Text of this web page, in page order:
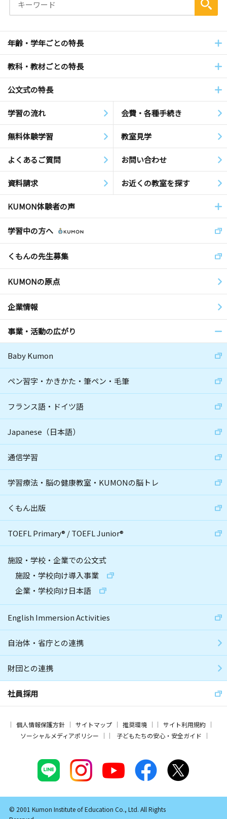
年齢・学年ごとの特長
教科・教材ごとの特長
公文式の特長
学習の流れ 会費・各種手続き
無料体験学習 教室見学
よくあるご質問 お問い合わせ
資料請求 お近くの教室を探す
KUMON体験者の声
学習中の方へ
くもんの先生募集
KUMONの原点
企業情報
事業・活動の広がり
Baby Kumon
ペン習字・かきかた・筆ペン・毛筆
フランス語・ドイツ語
Japanese（日本語）
通信学習
学習療法・脳の健康教室・KUMONの脳トレ
くもん出版
TOEFL Primary® /TOEFL Junior®
施設・学校・企業での公文式
施設・学校向け導入事業
企業・学校向け日本語
English Immersion Activities
自治体・省庁との連携
財団との連携
社員採用
個人情報保護方針 サイトマップ 推奨環境
サイト利用規約
ソーシャルメディアポリシー
子どもたちの安心・安全ガイド
© 2001 Kumon Institute of Education Co., Ltd. All Rights